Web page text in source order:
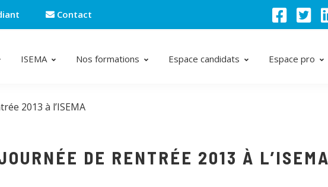
Contact
ISEMA Nos formations Espace candidats Espace pro
2013 à l’ISEMA
DE RENTRÉE 2013 À L’ISEMA